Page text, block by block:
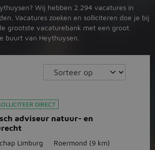
Wij hebben 2.294 vacatures in
Vacatures zoeken en solliciteren doe je bij
grootste vacaturebank met een groot
buurt van Heythuysen.
DIRECT
adviseur natuur- en
Limburg Roermond (9 km)